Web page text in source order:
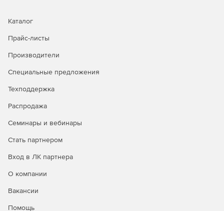
Каталог
Прайс-листы
Производители
Специальные предложения
Техподдержка
Распродажа
Семинары и вебинары
Стать партнером
Вход в ЛК партнера
О компании
Вакансии
Помощь